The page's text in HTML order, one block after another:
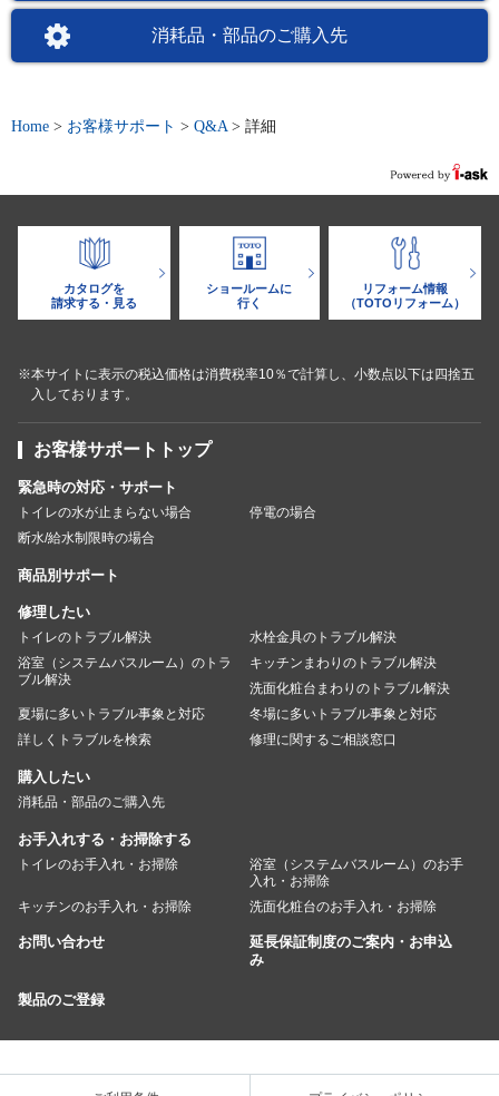
消耗品・部品のご購入先
Home > お客様サポート > Q&A > 詳細
カタログを
請求する・見る
ショールームに
行く
リフォーム情報
（TOTOリフォーム）
※本サイトに表示の税込価格は消費税率10％で計算し、小数点以下は四捨五
入しております。
お客様サポートトップ
緊急時の対応・サポート
トイレの水が止まらない場合
停電の場合
断水/給水制限時の場合
商品別サポート
修理したい
トイレのトラブル解決
水栓金具のトラブル解決
浴室（システムバスルーム）のトラ
ブル解決
キッチンまわりのトラブル解決
洗面化粧台まわりのトラブル解決
夏場に多いトラブル事象と対応
冬場に多いトラブル事象と対応
詳しくトラブルを検索
修理に関するご相談窓口
購入したい
消耗品・部品のご購入先
お手入れする・お掃除する
トイレのお手入れ・お掃除
浴室（システムバスルーム）のお手
入れ・お掃除
キッチンのお手入れ・お掃除
洗面化粧台のお手入れ・お掃除
お問い合わせ
延長保証制度のご案内・お申込
み
製品のご登録